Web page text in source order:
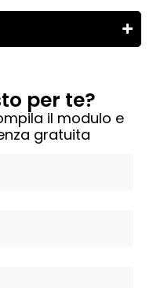
per te?
il modulo e
gratuita